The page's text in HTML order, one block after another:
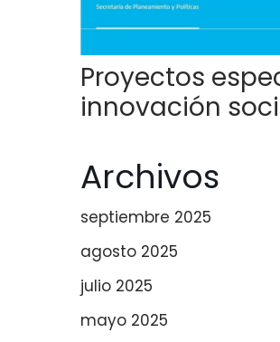
Proyectos
innovación
Archivos
septiembre 2025
agosto 2025
julio 2025
mayo 2025